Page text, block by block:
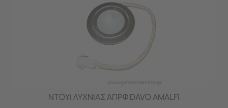
ΝΤΟΥΙ ΛΥΧΝΙΑΣ ΑΠΡΦ DAVO AMALFI